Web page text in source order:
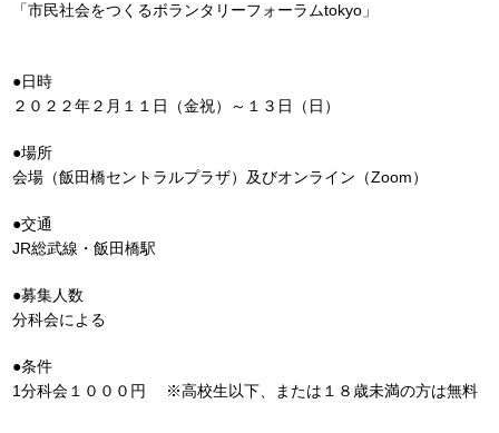
「市民社会をつくるボランタリーフォーラムtokyo」
●日時
２０２２年２月１１日（金祝）～１３日（日）
●場所
会場（飯田橋セントラルプラザ）及びオンライン（Zoom）
●交通
JR総武線・飯田橋駅
●募集人数
分科会による
●条件
1分科会１０００円 ※高校生以下、または１８歳未満の方は無料